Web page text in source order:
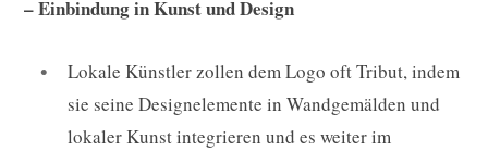
– Einbindung in Kunst und Design
Lokale Künstler zollen dem Logo oft Tribut, indem
sie seine Designelemente in Wandgemälden und
lokaler Kunst integrieren und es weiter im